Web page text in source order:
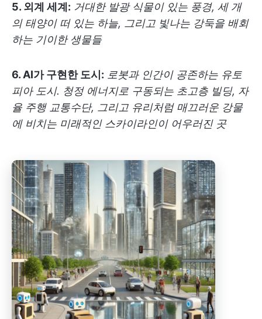
5. 외계 세계: 거대한 발광 식물이 있는 풍경, 세 개
의 태양이 떠 있는 하늘, 그리고 빛나는 강둑을 배회
하는 기이한 생물들
6. AI가 구현한 도시: 로봇과 인간이 공존하는 유토
피아 도시. 청정 에너지로 구동되는 초고층 빌딩, 자
율 주행 교통수단, 그리고 유리처럼 매끄러운 강물
에 비치는 미래적인 스카이라인이 어우러진 곳